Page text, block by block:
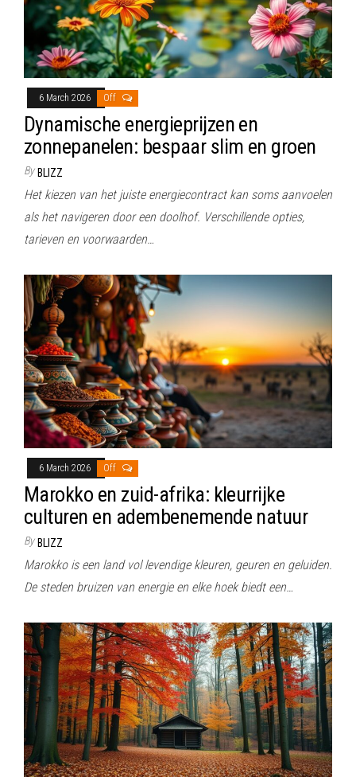
6 March 2026 Off
Dynamische energieprijzen en
zonnepanelen: bespaar slim en groen
By BLIZZ
Het kiezen van het juiste energiecontract kan soms aanvoelen
als het navigeren door een doolhof. Verschillende opties,
tarieven en voorwaarden…
6 March 2026 Off
Marokko en zuid-afrika: kleurrijke
culturen en adembenemende natuur
By BLIZZ
Marokko is een land vol levendige kleuren, geuren en geluiden.
De steden bruizen van energie en elke hoek biedt een…